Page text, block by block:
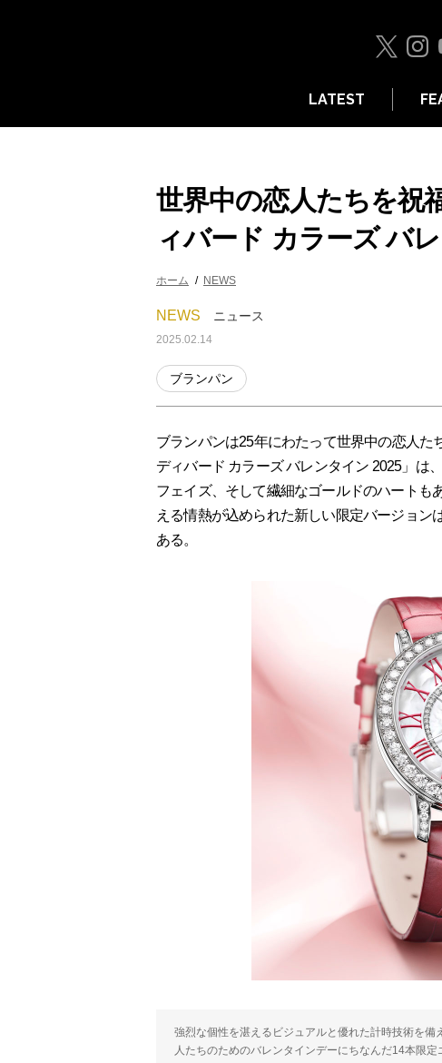
LATEST
世界中の恋人たちを祝
ィバード カラーズ バ
ホーム NEWS
NEWS ニュース
2025.02.14
ブランパン
ブランパンは25年にわたって世界中の恋人
ディバード カラーズ バレンタイン 2025」は
フェイズ、そして繊細なゴールドのハートも
える情熱が込められた新しい限定バージョ
ある。
強烈な個性を湛えるビジュアルと優れた計時技術を
人たちのためのバレンタインデーにちなんだ14本限定